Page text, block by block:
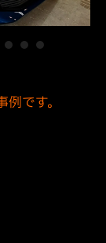
です。